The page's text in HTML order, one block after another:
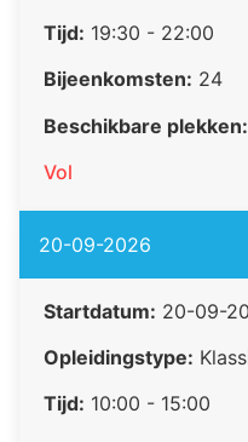
Tijd: 19:30 - 22:00
Bijeenkomsten: 24
Beschikbare plekken:
Vol
20-09-2026
Startdatum: 20-09-
Opleidingstype:
Tijd: 10:00 - 15:00